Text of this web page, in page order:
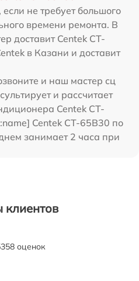
не требует большого
времени ремонта. В
доставит Centek CT-
в Казани и доставит
и наш мастер сц
и рассчитает
Centek CT-
Centek CT-65B30 по
занимает 2 часа при
клиентов
оценок